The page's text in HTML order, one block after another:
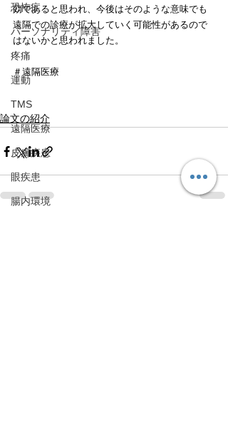
恐怖症
パーソナリティ障害
疼痛
運動
TMS
遠隔医療
皮膚疾患
眼疾患
腸内環境
効であると思われ、今後はそのような意味でも
遠隔での診療が拡大していく可能性があるので
はないかと思われました。
＃遠隔医療
論文の紹介